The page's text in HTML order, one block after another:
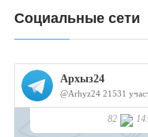
Социальные сети